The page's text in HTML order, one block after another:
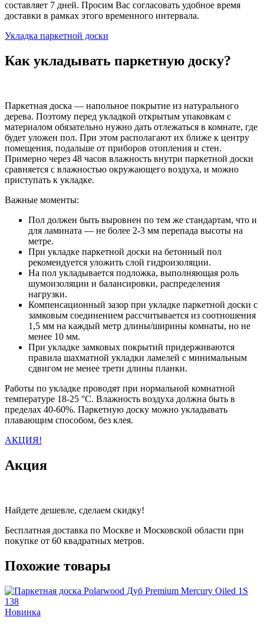
составляет 7 дней. Просим Вас согласовать удобное время
доставки в рамках этого временного интервала.
Укладка паркетной доски
Как укладывать паркетную доску?
Паркетная доска — напольное покрытие из натурального
дерева. Поэтому перед укладкой открытым упаковкам с
материалом обязательно нужно дать отлежаться в комнате, где
будет уложен пол. При этом располагают их ближе к центру
помещения, подальше от приборов отопления и стен.
Примерно через 48 часов влажность внутри паркетной доски
сравняется с влажностью окружающего воздуха, и можно
приступать к укладке.
Важные моменты:
Пол должен быть выровнен по тем же стандартам, что и
для ламината — не более 2-3 мм перепада высоты на
метре.
При укладке паркетной доски на бетонный пол
рекомендуется уложить слой гидроизоляции.
На пол укладывается подложка, выполняющая роль
шумоизоляции и балансировки, распределения
нагрузки.
Компенсационный зазор при укладке паркетной доски с
замковым соединением рассчитывается из соотношения
1,5 мм на каждый метр длины/ширины комнаты, но не
менее 10 мм.
При укладке замковых покрытий придерживаются
правила шахматной укладки ламелей с минимальным
сдвигом не менее трети длины планки.
Работы по укладке проводят при нормальной комнатной
температуре 18-25 °C. Влажность воздуха должна быть в
пределах 40-60%. Паркетную доску можно укладывать
плавающим способом, без клея.
АКЦИЯ!
Акция
Найдете дешевле, сделаем скидку!
Бесплатная доставка по Москве и Московской области при
покупке от 60 квадратных метров.
Похожие товары
Новинка